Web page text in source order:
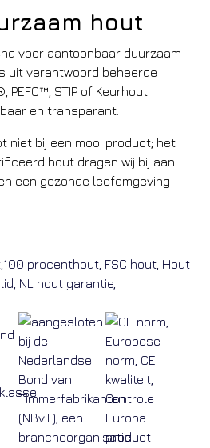
hout
voor aantoonbaar duurzaam
uit verantwoord beheerde
STIP of Keurhout.
en transparant.
niet bij een mooi product; het
hout dragen wij bij aan
een gezonde leefomgeving